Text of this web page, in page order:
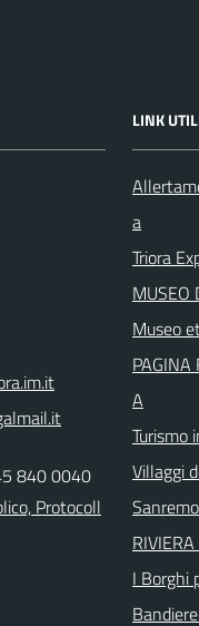
840 0040
Protocoll
LINK
a
Triora
MUSEO
Museo
PAGINA
A
Turismo
Villaggi
I Borghi